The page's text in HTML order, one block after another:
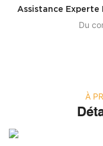
Assistance
Du
À